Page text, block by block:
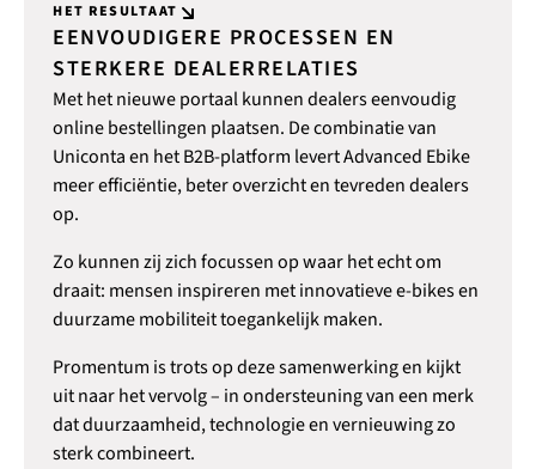
HET RESULTAAT
EENVOUDIGERE PROCESSEN EN
STERKERE DEALERRELATIES
Met het nieuwe portaal kunnen dealers eenvoudig
online bestellingen plaatsen. De combinatie van
Uniconta en het B2B-platform levert Advanced Ebike
meer efficiëntie, beter overzicht en tevreden dealers
op.
Zo kunnen zij zich focussen op waar het echt om
draait: mensen inspireren met innovatieve e-bikes en
duurzame mobiliteit toegankelijk maken.
Promentum is trots op deze samenwerking en kijkt
uit naar het vervolg – in ondersteuning van een merk
dat duurzaamheid, technologie en vernieuwing zo
sterk combineert.